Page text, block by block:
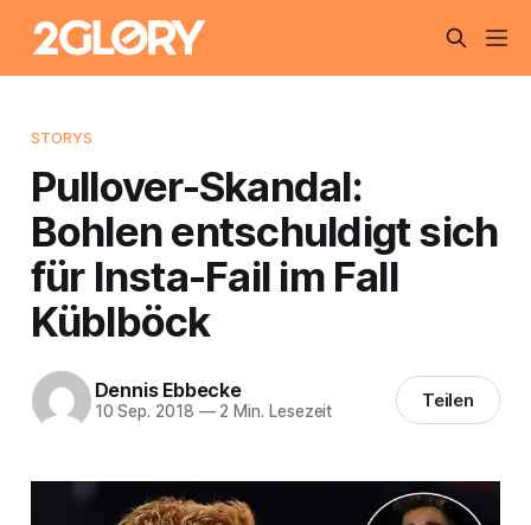
STORYS
Pullover-Skandal:
Bohlen entschuldigt sich
für Insta-Fail im Fall
Küblböck
Dennis Ebbecke
10 Sep. 2018 —2 Min. Lesezeit Teilen